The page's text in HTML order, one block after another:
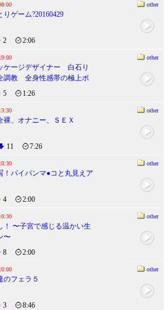
other
りゲーム?20160429
2 2:06
other
ケージデザイナー 白石り
教 全身性感帯の極上ボ
ビ反りするほど痙攣激イカ
量潮吹きまくりSEX
5 1:26
other
裸、オナニー、ＳＥＸ
11 7:26
other
！パイパンマ●コと丸見えア
4 2:00
other
！ 〜子宮で感じる温かい生
〜
8 2:00
other
のフェラ５
3 8:46